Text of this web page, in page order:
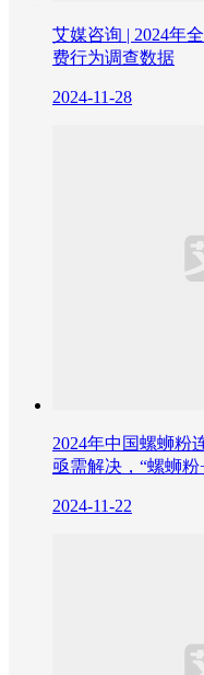
艾媒咨询 | 2024年
费行为调查数据
2024-11-28
2024年中国螺蛳粉
亟需解决，“螺蛳
2024-11-22